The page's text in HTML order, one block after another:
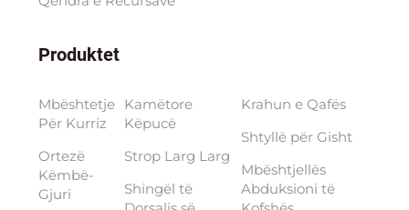
Produktet
Mbështetje
Për Kurriz
Ortezë
Këmbë-
Gjuri
Kamëtore
Këpucë
Strop Larg Larg
Shingël të
Krahun e Qafës
Shtyllë për Gisht
Mbështjellës
Abduksioni të